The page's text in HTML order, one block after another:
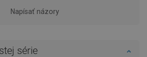
Napísať názory
série